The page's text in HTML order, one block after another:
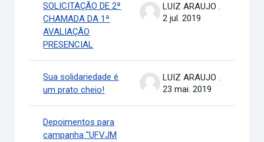
SOLICITAÇÃO DE 2ª
CHAMADA DA 1ª
AVALIAÇÃO
PRESENCIAL
LUIZ ARAUJO .
2 jul. 2019
Sua solidariedade é
um prato cheio!
LUIZ ARAUJO .
23 mai. 2019
Depoimentos para
campanha "UFVJM